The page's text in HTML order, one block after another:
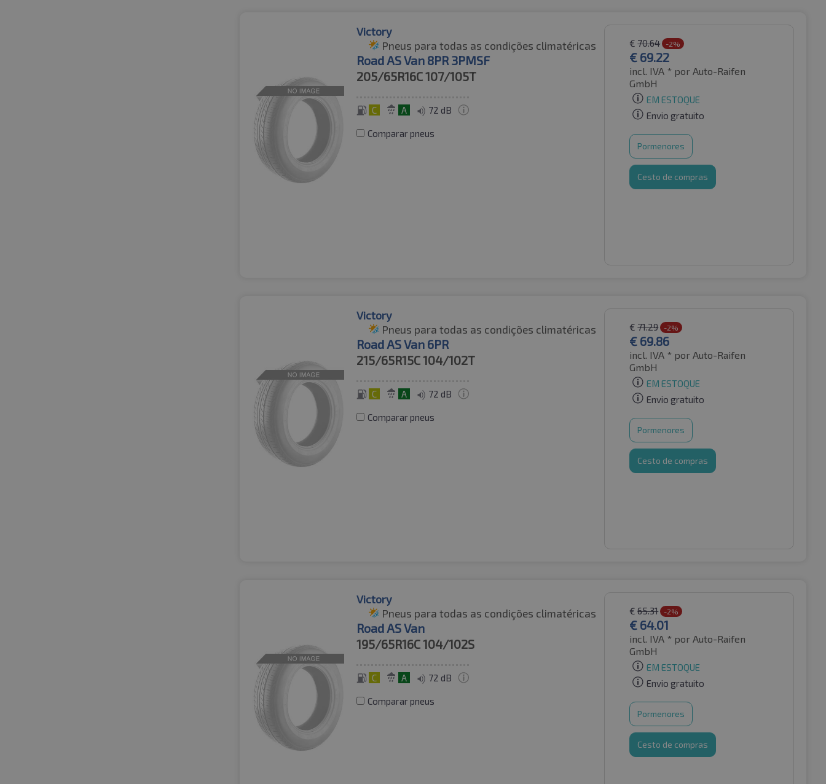
Victory
Pneus para todas as condições climatéricas
Road AS Van 8PR 3PMSF
205/65R16C107/105T
C A 72 dB
Comparar pneus
€ 70.64 -2%
€ 69.22
incl. IVA * por Auto-Raifen
GmbH
EM ESTOQUE
Envio gratuito
Pormenores
Cesto de compras
Victory
Pneus para todas as condições climatéricas
Road AS Van 6PR
215/65R15C104/102T
C A 72 dB
Comparar pneus
€ 71.29 -2%
€ 69.86
incl. IVA * por Auto-Raifen
GmbH
EM ESTOQUE
Envio gratuito
Pormenores
Cesto de compras
Victory
Pneus para todas as condições climatéricas
Road AS Van
195/65R16C104/102S
C A 72 dB
Comparar pneus
€ 65.31 -2%
€ 64.01
incl. IVA * por Auto-Raifen
GmbH
EM ESTOQUE
Envio gratuito
Pormenores
Cesto de compras